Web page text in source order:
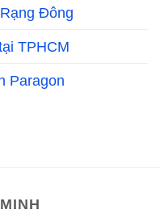
Đông
TPHCM
Paragon